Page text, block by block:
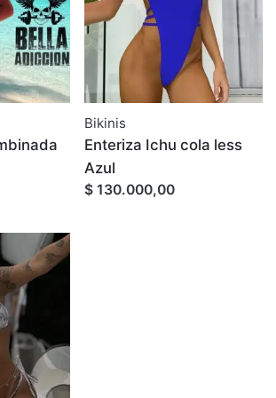
Bikinis
Enteriza Ichu cola less
Azul
$ 130.000,00